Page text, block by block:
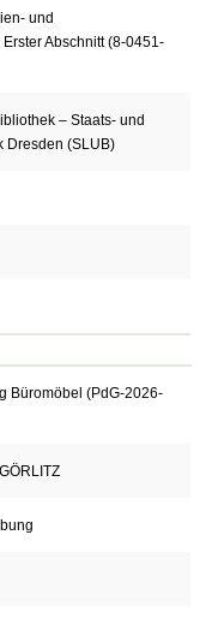
und
Abschnitt (8-0451-
– Staats- und
Dresden (SLUB)
Büromöbel (PdG-2026-